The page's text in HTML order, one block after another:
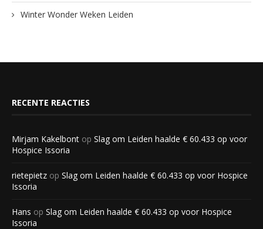
Winter Wonder Weken Leiden
RECENTE REACTIES
Mirjam Kakelbont op Slag om Leiden haalde € 60.433 op voor
Hospice Issoria
rietepietz op Slag om Leiden haalde € 60.433 op voor Hospice
Issoria
Hans op Slag om Leiden haalde € 60.433 op voor Hospice
Issoria